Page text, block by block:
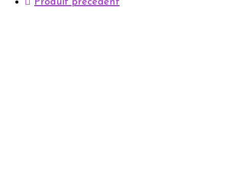
Produit précédent